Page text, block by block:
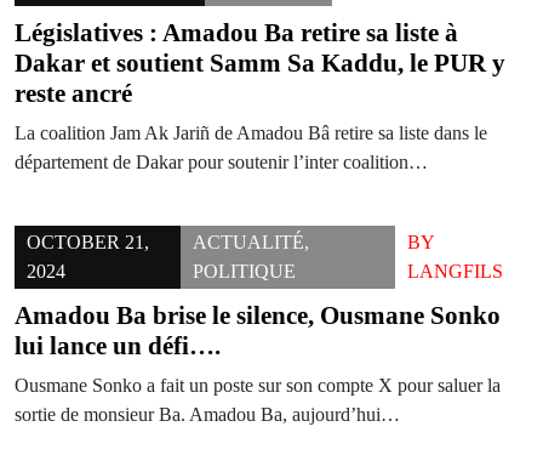
Législatives : Amadou Ba retire sa liste à
Dakar et soutient Samm Sa Kaddu, le PUR y
reste ancré
La coalition Jam Ak Jariñ de Amadou Bâ retire sa liste dans le
département de Dakar pour soutenir l’inter coalition…
OCTOBER 21,
2024
ACTUALITÉ,
POLITIQUE
BY
LANGFILS
Amadou Ba brise le silence, Ousmane Sonko
lui lance un défi….
Ousmane Sonko a fait un poste sur son compte X pour saluer la
sortie de monsieur Ba. Amadou Ba, aujourd’hui…